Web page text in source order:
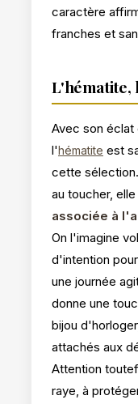
caractère
franches et
L'hématite,
Avec son éclat
l'hématite est
cette
au toucher,
associée à
On l'imagine
d'intention
une journée
donne une
bijou
attachés aux
Attention
raye, à